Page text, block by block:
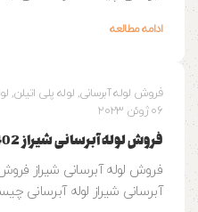
ادامه مطالعه
فروش لوله آبرسانی, لوله پلی اتیلن,
06 ژوئن 2023
فروش لوله آبرسانی شیراز 1402
فروش لوله آبرسانی شیراز
آبرسانی شیراز لوله آبرسانی